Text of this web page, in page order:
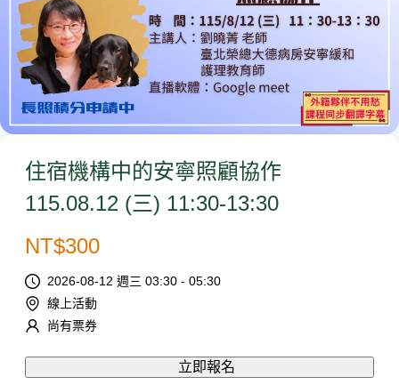
住宿機構中的安寧照顧協作
115.08.12 (三) 11:30-13:30
NT$300
2026-08-12 週三 03:30 - 05:30
線上活動
尚有票券
立即報名